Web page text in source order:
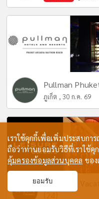
Pullman
ภูเก็ต , 30 ก.ค. 69
Wyndham
(24)
เราใช้คุกกี้เพื่อเพิ่มประสบกา
ถือว่าท่านยอมรับวิธีที่เราใช้
คุ้มครองข้อมูลส่วนบุคคล ของ
ยอมรับ